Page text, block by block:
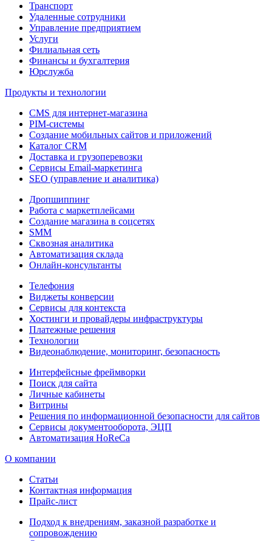
Транспорт
Удаленные сотрудники
Управление предприятием
Услуги
Филиальная сеть
Финансы и бухгалтерия
Юрслужба
Продукты и технологии
CMS для интернет-магазина
PIM-системы
Создание мобильных сайтов и приложений
Каталог CRM
Доставка и грузоперевозки
Сервисы Email-маркетинга
SEO (управление и аналитика)
Дропшиппинг
Работа с маркетплейсами
Создание магазина в соцсетях
SMM
Сквозная аналитика
Автоматизация склада
Онлайн-консультанты
Телефония
Виджеты конверсии
Сервисы для контекста
Хостинги и провайдеры инфраструктуры
Платежные решения
Технологии
Видеонаблюдение, мониторинг, безопасность
Интерфейсные фреймворки
Поиск для сайта
Личные кабинеты
Витрины
Решения по информационной безопасности для сайтов
Сервисы документооборота, ЭЦП
Автоматизация HoReCa
О компании
Статьи
Контактная информация
Прайс-лист
Подход к внедрениям, заказной разработке и
сопровождению